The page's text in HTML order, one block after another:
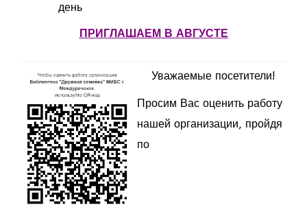
день
ПРИГЛАШАЕМ В АВГУСТЕ
Уважаемые посетители!
Просим Вас оценить работу
нашей организации, пройдя
по